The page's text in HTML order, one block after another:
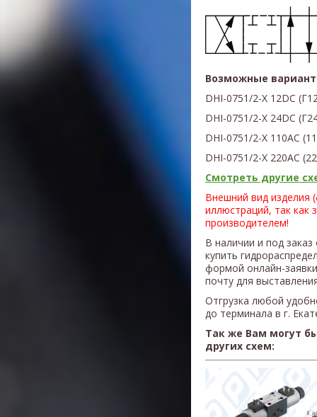
Возможные
DHI-0751/2-X 12DС
DHI-0751/2-X 24DС
DHI-0751/2-X 110AC
DHI-0751/2-X 220AC
Смотреть другие
Внешний вид изделия
иллюстраций, так как
производителем!
В наличии и под
купить
формой онлайн-
почту для
Отгрузка любой
до терминала в г.
Так же Вам могут
других схем: